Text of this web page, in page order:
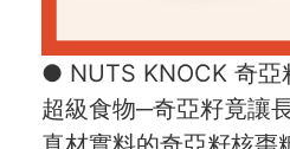
● NUTS KNOCK 奇亞
超級食物─奇亞籽竟讓